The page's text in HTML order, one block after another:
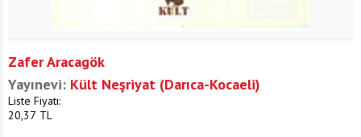
Zafer Aracagök
Yayınevi: Kült Neşriyat (Darıca-Kocaeli)
Liste Fiyatı:
20,37 TL